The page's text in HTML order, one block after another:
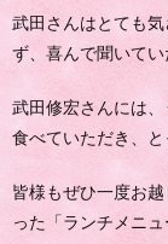
武田さんはとても
ず、喜んで聞いてい
武田修宏さんには
食べていただき、と
皆様もぜひ一度お
った「ランチメニ